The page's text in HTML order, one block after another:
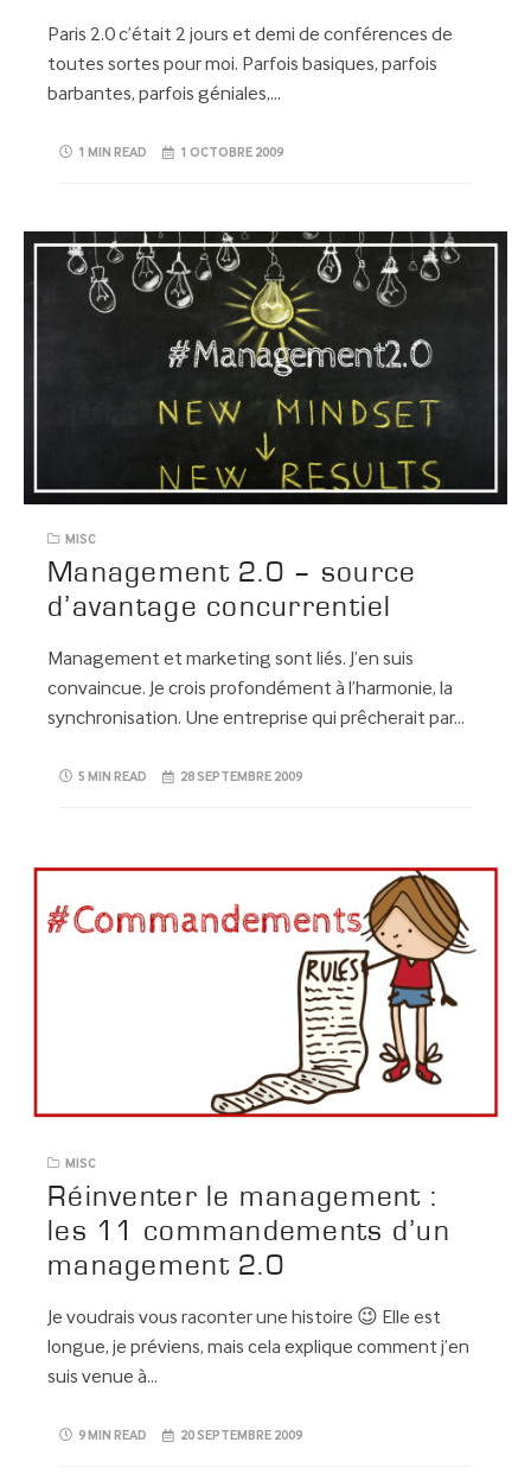
Paris 2.0 c’était 2 jours et demi de conférences de
toutes sortes pour moi. Parfois basiques, parfois
barbantes, parfois géniales,…
1 MIN READ 1 OCTOBRE 2009
MISC
Management 2.0 – source
d’avantage concurrentiel
Management et marketing sont liés. J’en suis
convaincue. Je crois profondément à l’harmonie, la
synchronisation. Une entreprise qui prêcherait par…
5 MIN READ 28 SEPTEMBRE 2009
MISC
Réinventer le management :
les 11 commandements d’un
management 2.0
Je voudrais vous raconter une histoire 😉 Elle est
longue, je préviens, mais cela explique comment j’en
suis venue à…
9 MIN READ 20 SEPTEMBRE 2009